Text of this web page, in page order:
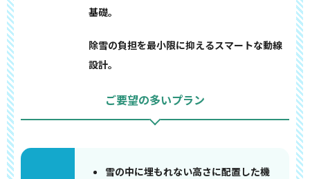
基礎。
除雪の負担を最小限に抑えるスマートな動線
設計。
ご要望の多いプラン
雪の中に埋もれない高さに配置した機